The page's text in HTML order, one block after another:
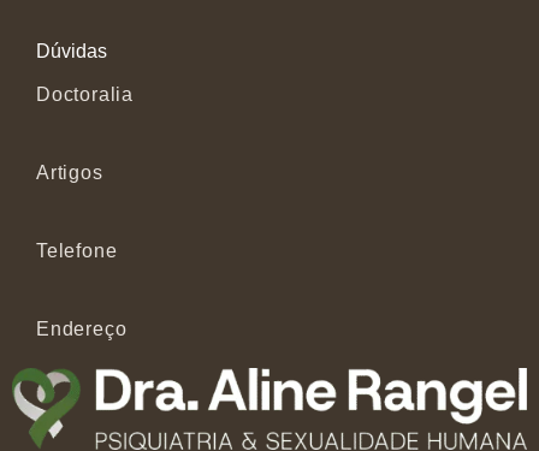
Dúvidas
Doctoralia
Artigos
Telefone
Endereço